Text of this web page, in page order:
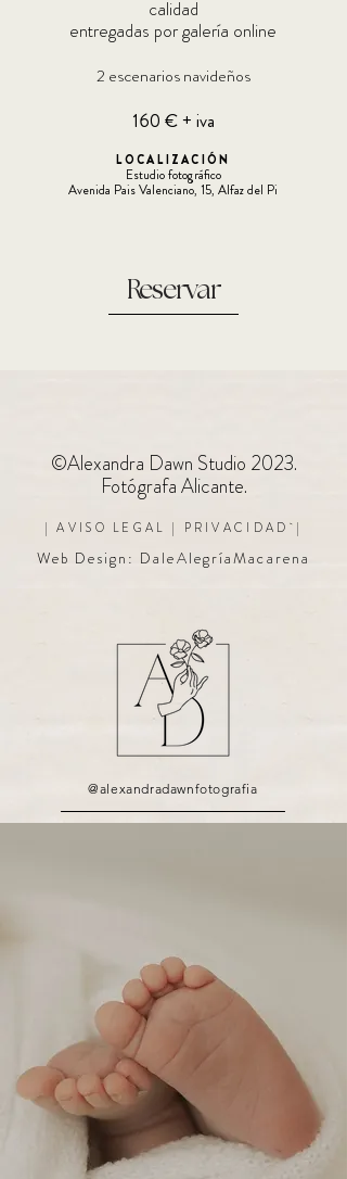
calidad
entregadas por galería online
2 escenarios navideños
160 €+ iva
LOCALIZACIÓN
Estudio fotográfico
Avenida Pais Valenciano, 15, Alfaz del Pi
Reservar
©Alexandra Dawn Studio 2023.
Fotógrafa Alicante.
| AVISO LEGAL | PRIVACIDAD |
Web Design: DaleAlegríaMacarena
@alexandradawnfotografia